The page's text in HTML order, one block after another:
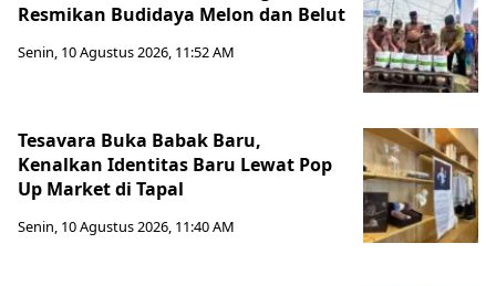
Resmikan Budidaya Melon dan Belut
Senin, 10 Agustus 2026, 11:52 AM
Tesavara Buka Babak Baru,
Kenalkan Identitas Baru Lewat Pop
Up Market di Tapal
Senin, 10 Agustus 2026, 11:40 AM